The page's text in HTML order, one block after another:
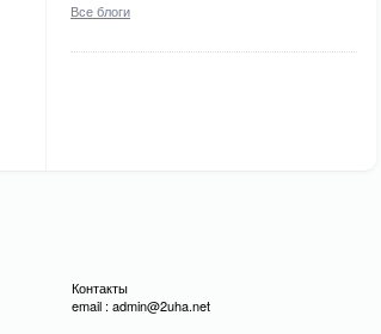
Все блоги
Контакты
email : admin@2uha.net